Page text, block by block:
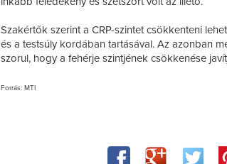
Szakértők szerint a CRP-szintet csökkenteni
és a testsúly kordában tartásával. Az azonban
szorul, hogy a fehérje szintjének csökkenése
Forrás: MTI